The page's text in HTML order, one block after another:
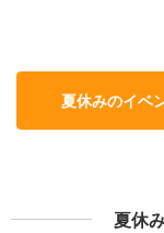
夏休みのイベ
夏休